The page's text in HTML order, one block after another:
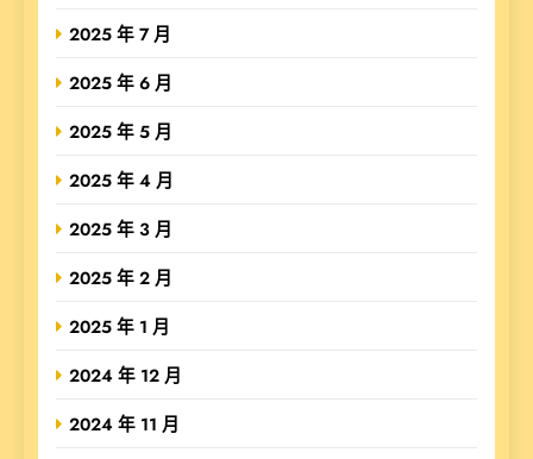
2025 年 7 月
2025 年 6 月
2025 年 5 月
2025 年 4 月
2025 年 3 月
2025 年 2 月
2025 年 1 月
2024 年 12 月
2024 年 11 月